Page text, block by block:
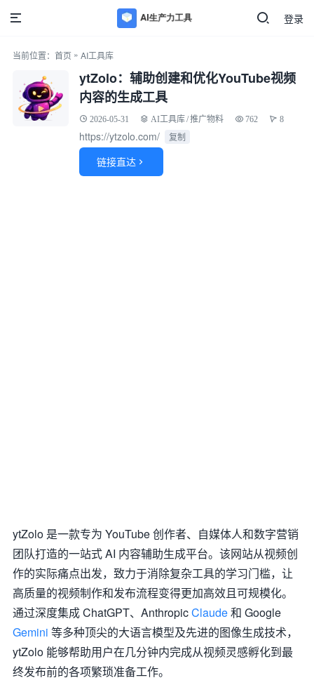
登录
当前位置： 首页 » AI工具库
ytZolo：辅助创建和优化YouTube视频
内容的生成工具
2026-05-31 AI工具库/推广物料 762 8
https://ytzolo.com/ 复制
链接直达 
ytZolo 是一款专为 YouTube 创作者、自媒体人和数字营销
团队打造的一站式 AI 内容辅助生成平台。该网站从视频创
作的实际痛点出发，致力于消除复杂工具的学习门槛，让
高质量的视频制作和发布流程变得更加高效且可规模化。
通过深度集成 ChatGPT、AnthropicClaude和 Google
Gemini 等多种顶尖的大语言模型及先进的图像生成技术，
ytZolo 能够帮助用户在几分钟内完成从视频灵感孵化到最
终发布前的各项繁琐准备工作。